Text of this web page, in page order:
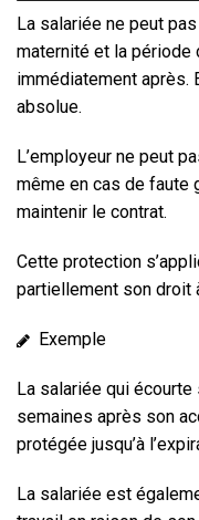
La salariée ne peut
maternité et la période
immédiatement après.
absolue.
L’employeur ne peut
même en cas de faute
maintenir le contrat.
Cette protection
partiellement son droit
Exemple
La salariée qui
semaines après son
protégée jusqu’à
La salariée est